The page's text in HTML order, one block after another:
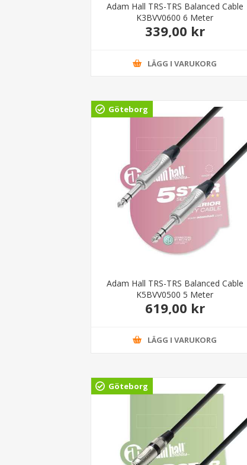
Adam Hall TRS-TRS Balanced Cable
K3BVV0600 6 Meter
339,00 kr
LÄGG I VARUKORG
Göteborg
Adam Hall TRS-TRS Balanced Cable
K5BVV0500 5 Meter
619,00 kr
LÄGG I VARUKORG
Göteborg